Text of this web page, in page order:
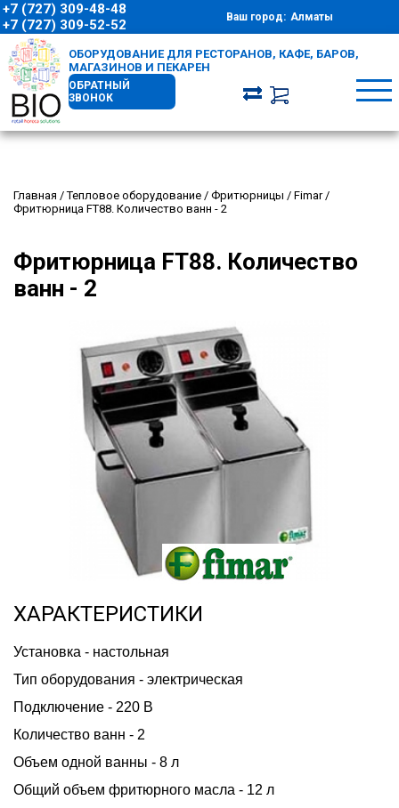
+7 (727) 309-48-48
+7 (727) 309-52-52
Ваш город: Алматы
ОБОРУДОВАНИЕ ДЛЯ РЕСТОРАНОВ, КАФЕ, БАРОВ,
МАГАЗИНОВ И ПЕКАРЕН
ОБРАТНЫЙ
ЗВОНОК
Главная /Тепловое оборудование / Фритюрницы / Fimar /
Фритюрница FT88. Количество ванн - 2
Фритюрница FT88. Количество
ванн - 2
ХАРАКТЕРИСТИКИ
Установка - настольная
Тип оборудования - электрическая
Подключение - 220 В
Количество ванн - 2
Объем одной ванны - 8 л
Общий объем фритюрного масла - 12 л